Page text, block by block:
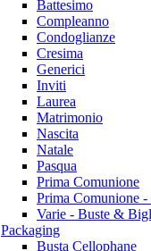
Battesimo
Compleanno
Condoglianze
Cresima
Generici
Inviti
Laurea
Matrimonio
Nascita
Natale
Pasqua
Prima Comunione
Prima Comunione -
Varie - Buste &
Packaging
Busta Cellophane